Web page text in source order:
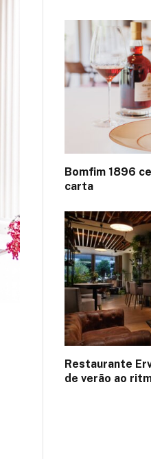
Bomfim 1896
carta
Restaurante
de verão ao